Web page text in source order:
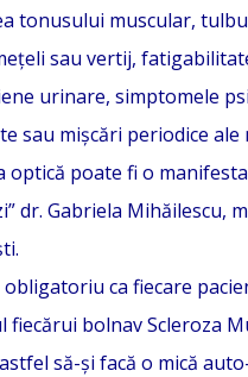
tonusului muscular,
sau vertij,
urinare, simptomele
sau mișcări periodice
optică poate fi o
dr. Gabriela Mihăilescu,
ca fiecare
fiecărui bolnav Scleroza
să-și facă o mică